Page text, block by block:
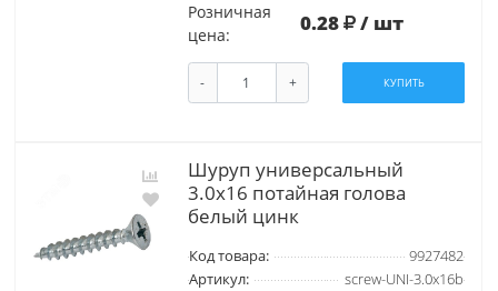
Розничная
цена:
0.28 / шт
- + КУПИТЬ
Шуруп универсальный
3.0х16 потайная голова
белый цинк
Код товара:
9927482
Артикул:
screw-UNI-3.0х16b